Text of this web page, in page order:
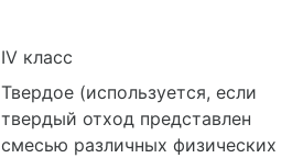
IV класс
Твердое (используется, если
твердый отход представлен
смесью различных физических